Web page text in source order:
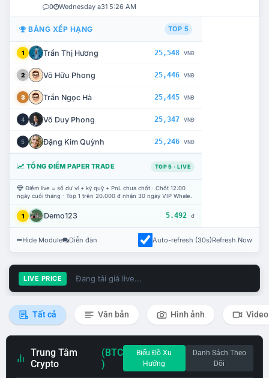
0 Wednesday a31 5:26 AM
BẢNG XẾP HẠNG TOP 5
1 Trần Thị Hương 25,548 VNĐ
2 Võ Hữu Phong 25,446 VNĐ
3 Trần Ngọc Hà 25,445 VNĐ
4 Võ Duy Phong 25,347 VNĐ
5 Đặng Kim Quỳnh 25,246 VNĐ
TỔNG ĐIỂM PAPER TRADE TOP 5 · LIVE
Điểm live = số dư ví + ký quỹ + PnL chưa chốt · Chốt 12:00
ngày cuối tháng · Top 1 trên 20.000 đ nhận 30 ngày VIP Whale.
1 Demo123 5.492 đ
Hide Module Diễn đàn Auto-refresh (30s)Refresh Now
LIVE PRICE Đang tải giá live...
Tất cả Văn bản Hình ảnh Video
Trung Tâm
Crypto
(BTC
)
Biểu Đồ Xu
Hướng
Danh Sách Theo
Dõi